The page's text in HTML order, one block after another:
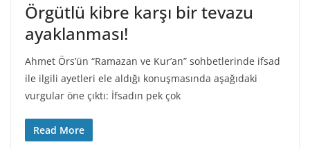
Örgütlü kibre karşı bir tevazu
ayaklanması!
Ahmet Örs’ün “Ramazan ve Kur’an” sohbetlerinde ifsad
ile ilgili ayetleri ele aldığı konuşmasında aşağıdaki
vurgular öne çıktı: İfsadın pek çok
Read More